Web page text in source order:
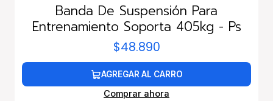
Banda De Suspensión Para
Entrenamiento Soporta 405kg - Ps
$48.890
AGREGAR AL CARRO
Comprar ahora